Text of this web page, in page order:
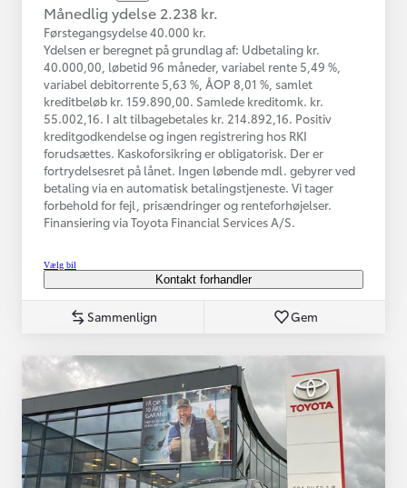
Månedlig ydelse 2.238 kr.
Førstegangsydelse 40.000 kr.
Ydelsen er beregnet på grundlag af: Udbetaling kr.
40.000,00, løbetid 96 måneder, variabel rente 5,49 %,
variabel debitorrente 5,63 %, ÅOP 8,01 %, samlet
kreditbeløb kr. 159.890,00. Samlede kreditomk. kr.
55.002,16. I alt tilbagebetales kr. 214.892,16. Positiv
kreditgodkendelse og ingen registrering hos RKI
forudsættes. Kaskoforsikring er obligatorisk. Der er
fortrydelsesret på lånet. Ingen løbende mdl. gebyrer ved
betaling via en automatisk betalingstjeneste. Vi tager
forbehold for fejl, prisændringer og renteforhøjelser.
Finansiering via Toyota Financial Services A/S.
Vælg bil
Kontakt forhandler
Sammenlign Gem